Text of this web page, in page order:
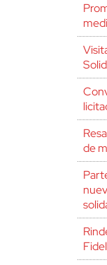
de
Fidel